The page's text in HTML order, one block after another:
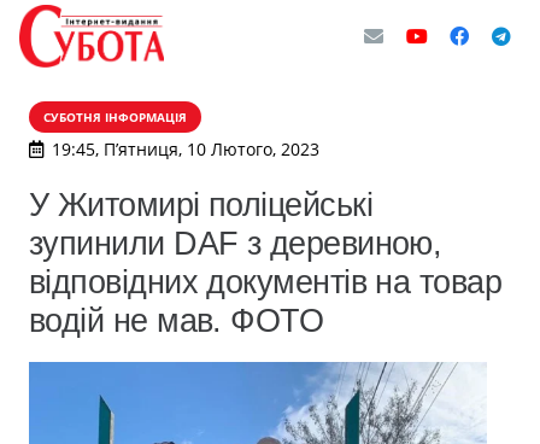
СУБОТНЯ ІНФОРМАЦІЯ
19:45, П’ятниця, 10 Лютого, 2023
У Житомирі поліцейські
зупинили DAF з деревиною,
відповідних документів на товар
водій не мав. ФОТО